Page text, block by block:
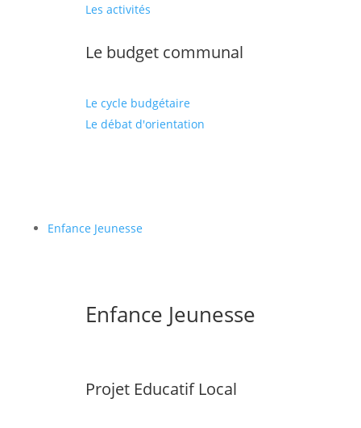
Les activités
Le budget communal
Le cycle budgétaire
Le débat d'orientation
Enfance Jeunesse
Enfance Jeunesse
Projet Educatif Local